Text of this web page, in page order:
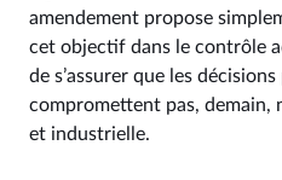
amendement propose
cet objectif dans le contrôle
de s’assurer que les
compromettent pas, demain,
et industrielle.